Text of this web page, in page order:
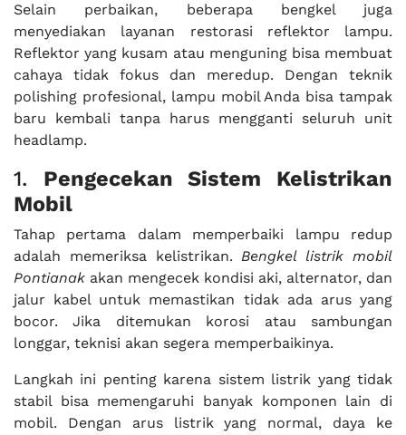
Selain perbaikan, beberapa bengkel juga
menyediakan layanan restorasi reflektor lampu.
Reflektor yang kusam atau menguning bisa membuat
cahaya tidak fokus dan meredup. Dengan teknik
polishing profesional, lampu mobil Anda bisa tampak
baru kembali tanpa harus mengganti seluruh unit
headlamp.
1. Pengecekan Sistem Kelistrikan
Mobil
Tahap pertama dalam memperbaiki lampu redup
adalah memeriksa kelistrikan.Bengkel listrik mobil
Pontianak akan mengecek kondisi aki, alternator, dan
jalur kabel untuk memastikan tidak ada arus yang
bocor. Jika ditemukan korosi atau sambungan
longgar, teknisi akan segera memperbaikinya.
Langkah ini penting karena sistem listrik yang tidak
stabil bisa memengaruhi banyak komponen lain di
mobil. Dengan arus listrik yang normal, daya ke